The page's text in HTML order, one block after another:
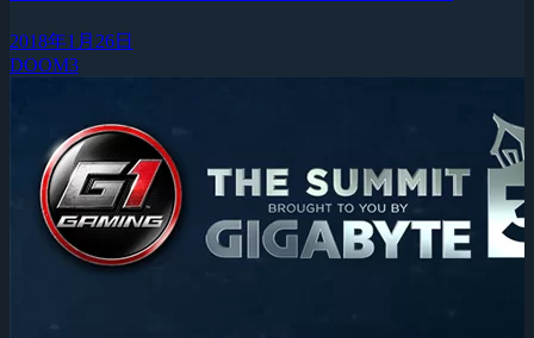
2018年1月26日
DOOM3